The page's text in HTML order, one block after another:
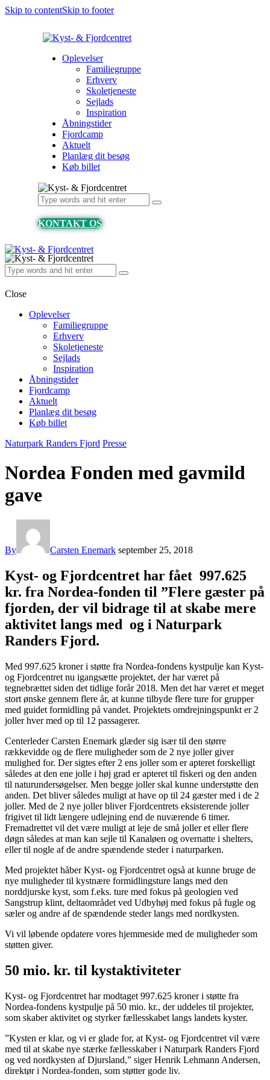
Skip to contentSkip to footer
Oplevelser
Familiegruppe
Erhverv
Skoletjeneste
Sejlads
Inspiration
Åbningstider
Fjordcamp
Aktuelt
Planlæg dit besøg
Køb billet
KONTAKT OS
Close
Oplevelser
Familiegruppe
Erhverv
Skoletjeneste
Sejlads
Inspiration
Åbningstider
Fjordcamp
Aktuelt
Planlæg dit besøg
Køb billet
facebook-
instagram
linkedin
youtube2
Naturpark Randers Fjord Presse
Nordea Fonden med gavmild
gave
By Carsten Enemark september 25, 2018
Kyst- og Fjordcentret har fået 997.625
kr. fra Nordea-fonden til ”Flere gæster på
fjorden, der vil bidrage til at skabe mere
aktivitet langs med og i Naturpark
Randers Fjord.
Med 997.625 kroner i støtte fra Nordea-fondens kystpulje kan Kyst-
og Fjordcentret nu igangsætte projektet, der har været på
tegnebrættet siden det tidlige forår 2018. Men det har været et meget
stort ønske gennem flere år, at kunne tilbyde flere ture for grupper
med guidet formidling på vandet. Projektets omdrejningspunkt er 2
joller hver med op til 12 passagerer.
Centerleder Carsten Enemark glæder sig især til den større
rækkevidde og de flere muligheder som de 2 nye joller giver
mulighed for. Der sigtes efter 2 ens joller som er apteret forskelligt
således at den ene jolle i høj grad er apteret til fiskeri og den anden
til naturundersøgelser. Men begge joller skal kunne understøtte den
anden. Det bliver således muligt at have op til 24 gæster med i de 2
joller. Med de 2 nye joller bliver Fjordcentrets eksisterende joller
frigivet til lidt længere udlejning end de nuværende 6 timer.
Fremadrettet vil det være muligt at leje de små joller et eller flere
døgn således at man kan sejle til Kanaløen og overnatte i shelters,
eller til nogle af de andre spændende steder i naturparken.
Med projektet håber Kyst- og Fjordcentret også at kunne bruge de
nye muligheder til kystnære formidlingsture langs med den
norddjurske kyst, som f.eks. ture med fokus på geologien ved
Sangstrup klint, deltaområdet ved Udbyhøj med fokus på fugle og
sæler og andre af de spændende steder langs med nordkysten.
Vi vil løbende opdatere vores hjemmeside med de muligheder som
støtten giver.
50 mio. kr. til kystaktiviteter
Kyst- og Fjordcentret har modtaget 997.625 kroner i støtte fra
Nordea-fondens kystpulje på 50 mio. kr., der uddeles til projekter,
som skaber aktivitet og styrker fællesskabet langs landets kyster.
”Kysten er klar, og vi er glade for, at Kyst- og Fjordcentret vil være
med til at skabe nye stærke fællesskaber i Naturpark Randers Fjord
og ved nordkysten af Djursland,” siger Henrik Lehmann Andersen,
direktør i Nordea-fonden, som støtter gode liv.